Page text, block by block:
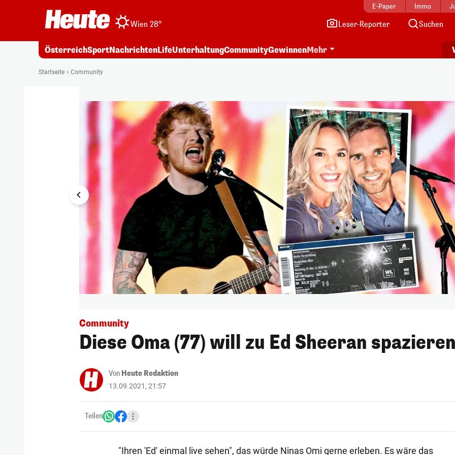
E-Paper Immo
Wien 28° Leser-Reporter Suchen
ÖsterreichSportNachrichtenLifeUnterhaltungCommunityGewinnenMehr
Startseite Community
Community
Diese Oma (77) will zu Ed Sheeran
Von Heute Redaktion
13.09.2021, 21:57
Teilen
"Ihren 'Ed' einmal live sehen", das würde Ninas Omi gerne erleben. Es wäre das